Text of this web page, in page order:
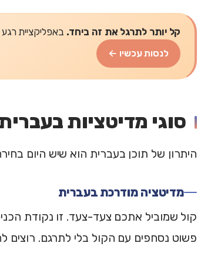
קל יותר לתרגל את זה ביחד. באפליקציית רגע
לנסות עכשיו ←
סוגי מדיטציות
היתרון של תוכן בעברית הוא שיש היום
מדיטציה מודרכת בעברית
קול שמוביל אתכם צעד-צעד. זו נקודת
פשוט נסחפים עם הקול בלי לתרגם. רוצים